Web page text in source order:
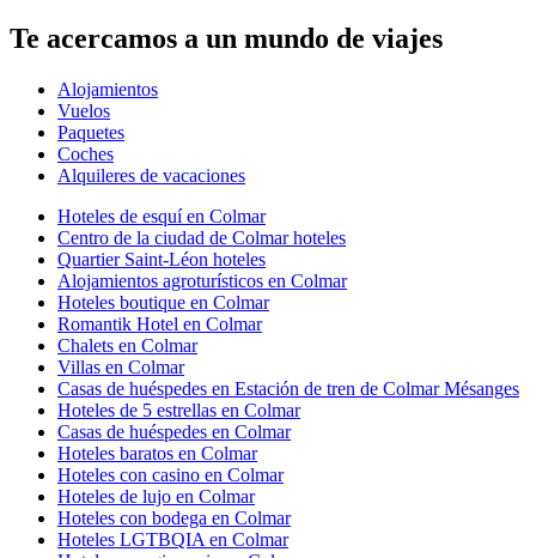
Te acercamos a un mundo de viajes
Alojamientos
Vuelos
Paquetes
Coches
Alquileres de vacaciones
Hoteles de esquí en Colmar
Centro de la ciudad de Colmar hoteles
Quartier Saint-Léon hoteles
Alojamientos agroturísticos en Colmar
Hoteles boutique en Colmar
Romantik Hotel en Colmar
Chalets en Colmar
Villas en Colmar
Casas de huéspedes en Estación de tren de Colmar Mésanges
Hoteles de 5 estrellas en Colmar
Casas de huéspedes en Colmar
Hoteles baratos en Colmar
Hoteles con casino en Colmar
Hoteles de lujo en Colmar
Hoteles con bodega en Colmar
Hoteles LGTBQIA en Colmar